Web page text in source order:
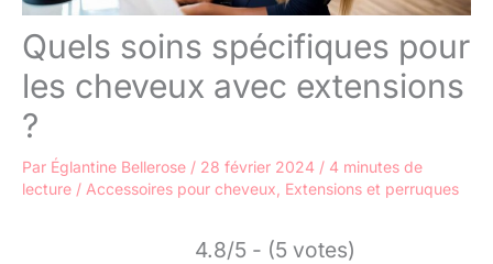
Quels soins spécifiques pour
les cheveux avec extensions
?
Par Églantine Bellerose / 28 février 2024 / 4 minutes de
lecture / Accessoires pour cheveux Extensions et perruques
4.8/5 - (5 votes)